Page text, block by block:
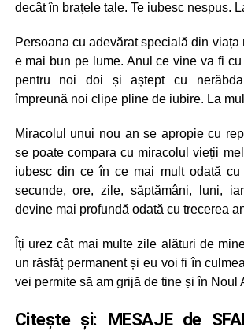
decât în brațele tale. Te iubesc nespus.
Persoana cu adevărat specială din viața
e mai bun pe lume. Anul ce vine va fi cu
pentru noi doi și aștept cu
împreună noi clipe pline de iubire. La
Miracolul unui nou an se apropie cu
se poate compara cu miracolul vieții
iubesc din ce în ce mai mult odată cu
secunde, ore, zile, săptămâni, luni,
devine mai profundă odată cu trecerea
Îți urez cât mai multe zile alături de
un răsfăț permanent și eu voi fi în
vei permite să am grijă de tine și în Noul
Citește și: MESAJE de